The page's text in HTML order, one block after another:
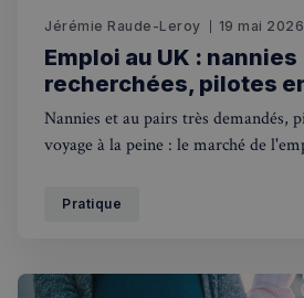
Jérémie Raude-Leroy 19 mai 2026
Emploi au UK : nannies
recherchées, pilotes
Nannies et au pairs très demandés,
voyage à la peine : le marché de
Pratique